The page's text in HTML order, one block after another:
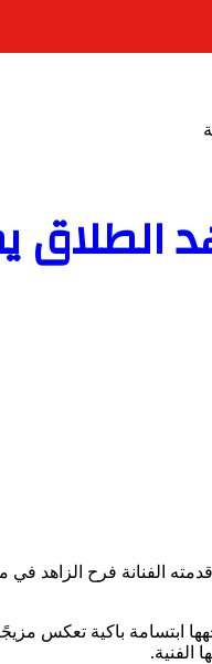
الفنانة فرح الزاهد
باكية تعكس مزيجًا من
الفنية.